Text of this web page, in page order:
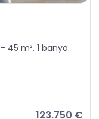
45 m², 1 banyo.
123.750 €